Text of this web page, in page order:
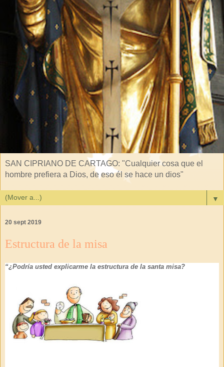
SAN CIPRIANO DE CARTAGO: "Cualquier cosa que el
hombre prefiera a Dios, de eso él se hace un dios"
▼
20 sept 2019
Estructura de la misa
“¿Podría usted explicarme la estructura de la santa misa?